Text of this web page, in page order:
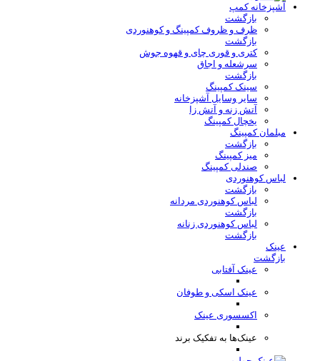
آشپزخانه کمپ
بازگشت
ظرف و ظروف کمپینگ و کوهنوردی
بازگشت
کتری و قوری چای و قهوه جوش
سرشعله و اجاق
بازگشت
سینک کمپینگ
سایر وسایل آشپزخانه
آتش زنه و آتش زا
یخچال کمپینگ
مبلمان کمپینگ
بازگشت
میز کمپینگ
صندلی کمپینگ
لباس کوهنوردی
بازگشت
لباس کوهنوردی مردانه
بازگشت
لباس کوهنوردی زنانه
بازگشت
عینک
بازگشت
عینک آفتابی
عینک اسکی و طوفان
اکسسوری عینک
عینک‌ها به تفکیک برند